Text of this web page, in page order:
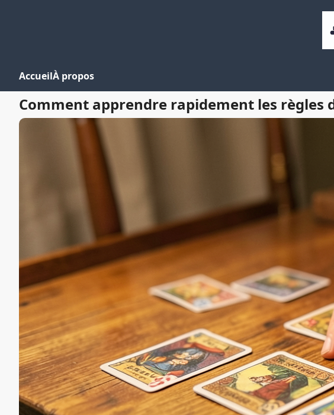
AccueilÀ propos
Comment apprendre rapidement les règles